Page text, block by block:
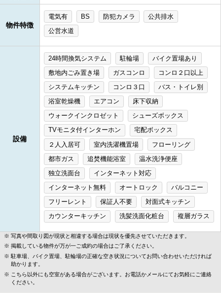
物件特徴
電気有 BS 防犯カメラ
公共排水
公営水道
設備
24時間換気システム 駐輪場
バイク置場あり
敷地内ごみ置き場
ガスコンロ
コンロ２口以上
システムキッチン
コンロ３口
バス・トイレ別
浴室乾燥機
エアコン
床下収納
ウォークインクロゼット
シューズボックス
TVモニタ付インターホン
宅配ボックス
２人入居可
室内洗濯機置場
フローリング
都市ガス
追焚機能浴室
温水洗浄便座
独立洗面台
インターネット対応
インターネット無料
オートロック
バルコニー
フリーレント
保証人不要
対面式キッチン
カウンターキッチン
洗髪洗面化粧台 複層ガラス
写真や間取り図が現状と相違する場合は現状を優先させていただきます。
掲載している物件が万が一ご成約の場合はご了承ください。
駐車場、バイク置場、駐輪場の正確な空き状況についてお問い合わせいただければ
助かります。
こちら以外にも空室がある場合がございます。お電話かメールにてお気軽にご連絡
ください。